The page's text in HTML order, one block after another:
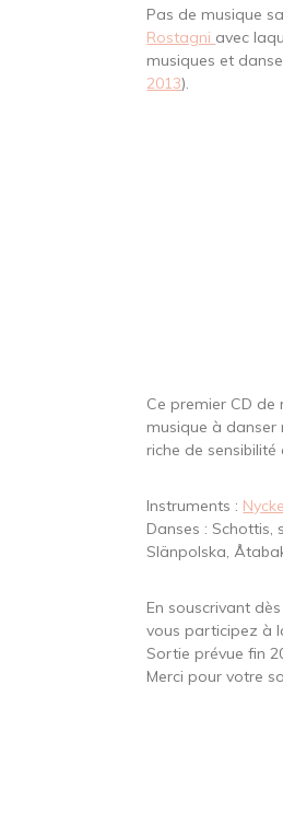
Pas de musique
Rostagni avec
musiques et
2013).
Ce premier CD
musique à danser
riche de sensibilité
Instruments :
Danses : Schottis,
Slänpolska,
En souscrivant
vous participez à
Sortie prévue fin
Merci pour votre